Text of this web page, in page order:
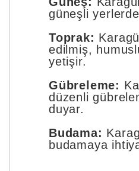
güneşli
Toprak:
edilmiş,
yetişir.
Gübreleme:
düzenli
duyar.
Budama:
budamaya